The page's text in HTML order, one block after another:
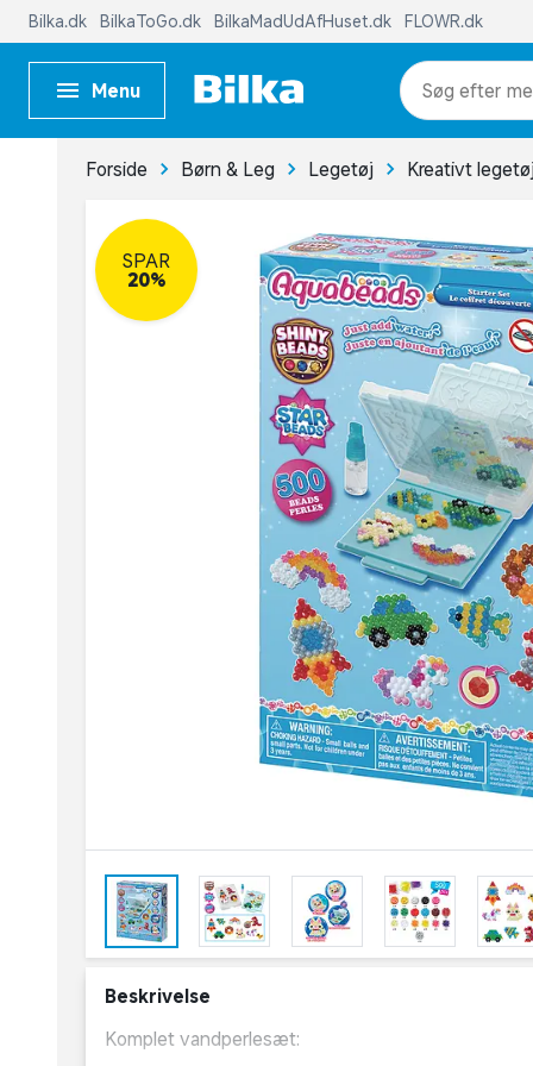
Bilka.dk BilkaToGo.dk BilkaMadUdAfHuset.dk FLOWR.dk
Menu
Forside Børn & Leg Legetøj Kreativt
SPAR
20%
Beskrivelse
Komplet vandperlesæt: